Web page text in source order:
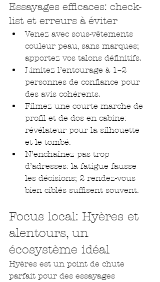
Essayages efficaces: check-
list et erreurs à éviter
Venez avec sous-vêtements
couleur peau, sans marques;
apportez vos talons définitifs.
Limitez l’entourage à 1–2
personnes de confiance pour
des avis cohérents.
Filmez une courte marche de
profil et de dos en cabine:
révélateur pour la silhouette
et le tombé.
N’enchaînez pas trop
d’adresses: la fatigue fausse
les décisions; 2 rendez-vous
bien ciblés suffisent souvent.
Focus local: Hyères et
alentours, un
écosystème idéal
Hyères est un point de chute
parfait pour des essayages